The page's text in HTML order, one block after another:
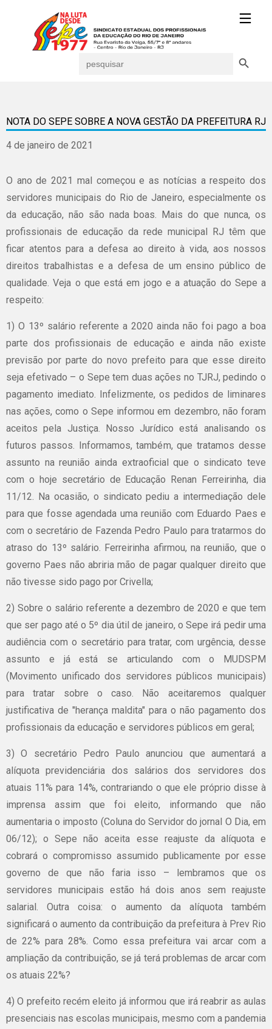
for:
NOTA DO SEPE SOBRE A NOVA GESTÃO DA PREFEITURA RJ
4 de janeiro de 2021
O ano de 2021 mal começou e as notícias a respeito dos
servidores municipais do Rio de Janeiro, especialmente os
da educação, não são nada boas. Mais do que nunca, os
profissionais de educação da rede municipal RJ têm que
ficar atentos para a defesa ao direito à vida, aos nossos
direitos trabalhistas e a defesa de um ensino público de
qualidade. Veja o que está em jogo e a atuação do Sepe a
respeito:
1) O 13º salário referente a 2020 ainda não foi pago a boa
parte dos profissionais de educação e ainda não existe
previsão por parte do novo prefeito para que esse direito
seja efetivado – o Sepe tem duas ações no TJRJ, pedindo o
pagamento imediato. Infelizmente, os pedidos de liminares
nas ações, como o Sepe informou em dezembro, não foram
aceitos pela Justiça. Nosso Jurídico está analisando os
futuros passos. Informamos, também, que tratamos desse
assunto na reunião ainda extraoficial que o sindicato teve
com o hoje secretário de Educação Renan Ferreirinha, dia
11/12. Na ocasião, o sindicato pediu a intermediação dele
para que fosse agendada uma reunião com Eduardo Paes e
com o secretário de Fazenda Pedro Paulo para tratarmos do
atraso do 13º salário. Ferreirinha afirmou, na reunião, que o
governo Paes não abriria mão de pagar qualquer direito que
não tivesse sido pago por Crivella;
2) Sobre o salário referente a dezembro de 2020 e que tem
que ser pago até o 5º dia útil de janeiro, o Sepe irá pedir uma
audiência com o secretário para tratar, com urgência, desse
assunto e já está se articulando com o MUDSPM
(Movimento unificado dos servidores públicos municipais)
para tratar sobre o caso. Não aceitaremos qualquer
justificativa de "herança maldita" para o não pagamento dos
profissionais da educação e servidores públicos em geral;
3) O secretário Pedro Paulo anunciou que aumentará a
alíquota previdenciária dos salários dos servidores dos
atuais 11% para 14%, contrariando o que ele próprio disse à
imprensa assim que foi eleito, informando que não
aumentaria o imposto (Coluna do Servidor do jornal O Dia, em
06/12); o Sepe não aceita esse reajuste da alíquota e
cobrará o compromisso assumido publicamente por esse
governo de que não faria isso – lembramos que os
servidores municipais estão há dois anos sem reajuste
salarial. Outra coisa: o aumento da alíquota também
significará o aumento da contribuição da prefeitura à Prev Rio
de 22% para 28%. Como essa prefeitura vai arcar com a
ampliação da contribuição, se já terá problemas de arcar com
os atuais 22%?
4) O prefeito recém eleito já informou que irá reabrir as aulas
presenciais nas escolas municipais, mesmo com a pandemia